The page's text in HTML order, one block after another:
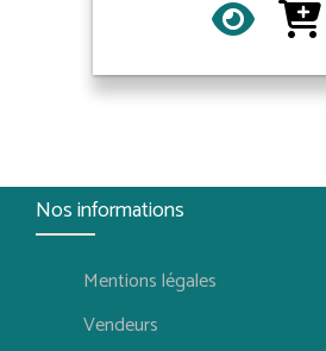
Nos informations
Mentions légales
Vendeurs